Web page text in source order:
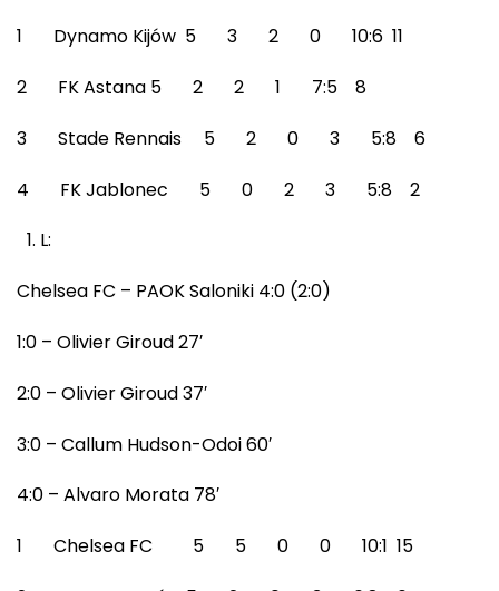
1 Dynamo Kijów 5 3 2 0 10:6 11
2 FK Astana 5 2 2 1 7:5 8
3 Stade Rennais 5 2 0 3 5:8 6
4 FK Jablonec 5 0 2 3 5:8 2
L:
Chelsea FC – PAOK Saloniki 4:0 (2:0)
1:0 – Olivier Giroud 27′
2:0 – Olivier Giroud 37′
3:0 – Callum Hudson-Odoi 60′
4:0 – Alvaro Morata 78′
1 Chelsea FC 5 5 0 0 10:1 15